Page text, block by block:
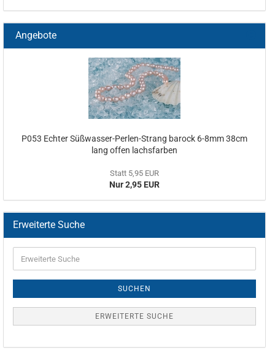
Angebote
P053 Echter Süßwasser-Perlen-Strang barock 6-8mm 38cm
lang offen lachsfarben
Statt 5,95 EUR
Nur 2,95 EUR
Erweiterte Suche
SUCHEN
ERWEITERTE SUCHE